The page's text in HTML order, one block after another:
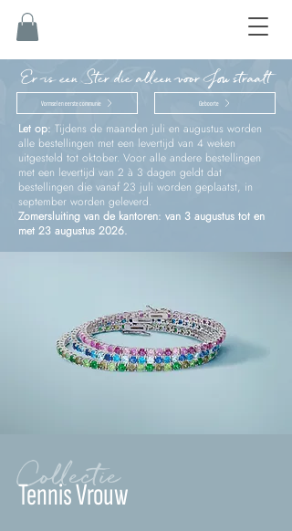
Er is een Ster die alleen voor Jou straalt
Vormsel en eerste communie Geboorte
Let op: Tijdens de maanden juli en augustus worden
alle bestellingen met een levertijd van 4 weken
uitgesteld tot oktober. Voor alle andere bestellingen
met een levertijd van 2 à 3 dagen geldt dat
bestellingen die vanaf 23 juli worden geplaatst, in
september worden geleverd.
Zomersluiting van de kantoren: van 3 augustus tot en
met 23 augustus 2026.
Collectie
Tennis Vrouw